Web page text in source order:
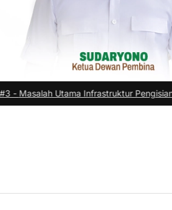
Utama Infrastruktur Pengisian Daya